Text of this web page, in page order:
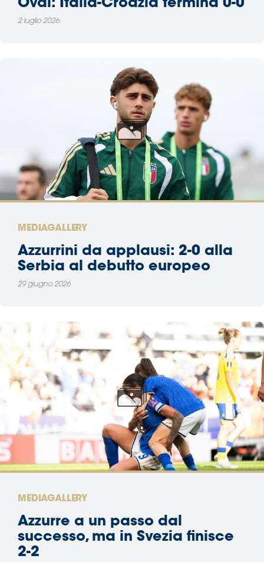
Oval: Italia-Croazia termina 0-0
2 luglio 2026
MEDIAGALLERY
Azzurrini da applausi: 2-0 alla
Serbia al debutto europeo
29 giugno 2026
MEDIAGALLERY
Azzurre a un passo dal
successo, ma in Svezia finisce
2-2